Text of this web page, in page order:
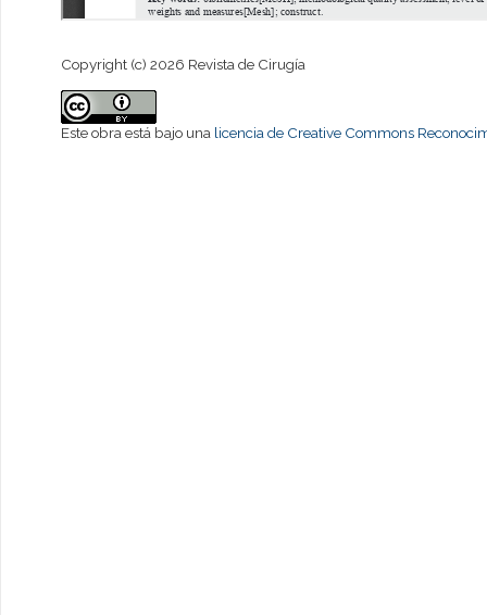
Copyright (c) 2026 Revista de Cirugía
Este obra está bajo una licencia de Creative Commons